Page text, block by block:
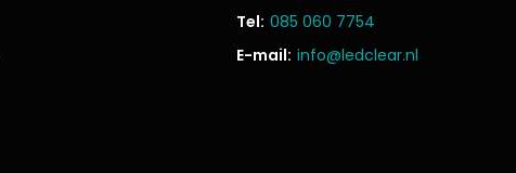
Tel: 085 060 7754
E-mail: info@ledclear.nl